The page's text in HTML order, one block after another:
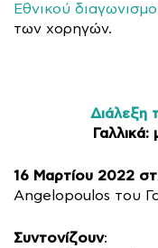
Εθνικού
των χορηγών.
Διάλεξη
16 Μαρτίου 2022
Angelopoulos του
Συντονίζουν: